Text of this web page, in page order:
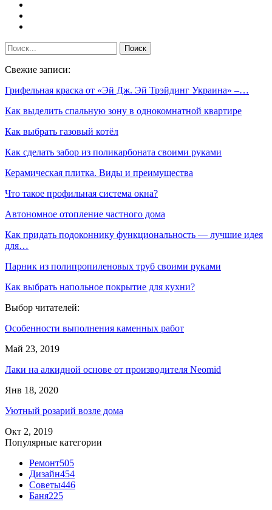
Свежие записи:
Грифельная краска от «Эй Дж. Эй Трэйдинг Украина» –…
Как выделить спальную зону в однокомнатной квартире
Как выбрать газовый котёл
Как сделать забор из поликарбоната своими руками
Керамическая плитка. Виды и преимущества
Что такое профильная система окна?
Автономное отопление частного дома
Как придать подоконнику функциональность — лучшие идея
для…
Парник из полипропиленовых труб своими руками
Как выбрать напольное покрытие для кухни?
Выбор читателей:
Особенности выполнения каменных работ
Май 23, 2019
Лаки на алкидной основе от производителя Neomid
Янв 18, 2020
Уютный розарий возле дома
Окт 2, 2019
Популярные категории
Ремонт505
Дизайн454
Советы446
Баня225